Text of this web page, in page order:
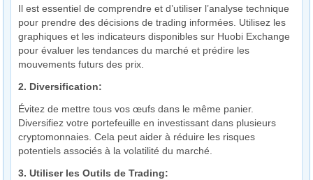
Il est essentiel de comprendre et d’utiliser l’analyse technique
pour prendre des décisions de trading informées. Utilisez les
graphiques et les indicateurs disponibles sur Huobi Exchange
pour évaluer les tendances du marché et prédire les
mouvements futurs des prix.
2. Diversification:
Évitez de mettre tous vos œufs dans le même panier.
Diversifiez votre portefeuille en investissant dans plusieurs
cryptomonnaies. Cela peut aider à réduire les risques
potentiels associés à la volatilité du marché.
3. Utiliser les Outils de Trading: